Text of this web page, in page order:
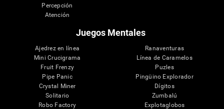
Percepción
Atención
Juegos Mentales
Ajedrez en línea
Mini Crucigrama
Fruit Frenzy
Pipe Panic
Crystal Miner
Solitario
Robo Factory
Ranaventuras
Línea de Caramelos
Puzles
Pingüino Explorador
Dígitos
Zumbalú
Explotaglobos